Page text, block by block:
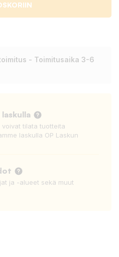
- Toimitusaika 3-6
voivat tilata tuotteita
laskulla OP Laskun
ja -alueet sekä muut